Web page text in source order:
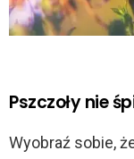
Pszczoły nie
Wyobraź sobie,